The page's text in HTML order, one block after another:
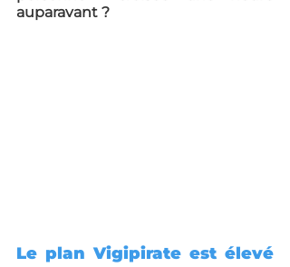
auparavant ?
Le plan Vigipirate est élevé